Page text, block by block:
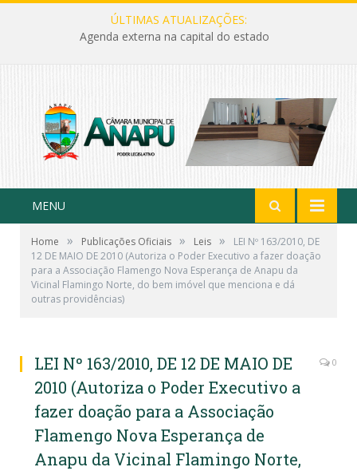
ÚLTIMAS ATUALIZAÇÕES:
Agenda externa na capital do estado
MENU
Home » Publicações Oficiais » Leis »
LEI Nº 163/2010, DE
12 DE MAIO DE 2010 (Autoriza o Poder Executivo a fazer doação
para a Associação Flamengo Nova Esperança de Anapu da
Vicinal Flamingo Norte, do bem imóvel que menciona e dá
outras providências)
LEI Nº 163/2010, DE 12 DE MAIO DE
2010 (Autoriza o Poder Executivo a
fazer doação para a Associação
Flamengo Nova Esperança de
Anapu da Vicinal Flamingo Norte,
0